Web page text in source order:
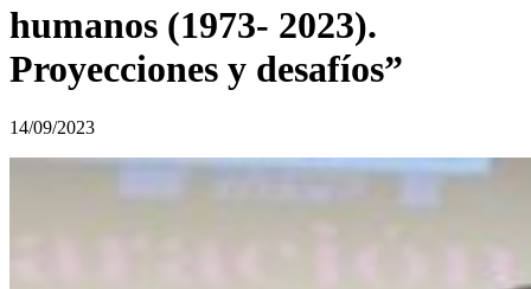
humanos (1973- 2023).
Proyecciones y desafíos”
14/09/2023